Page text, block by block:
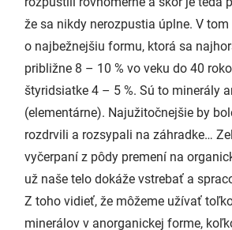
že sa nikdy nerozpustia úplne. V
o najbežnejšiu formu, ktorá sa
približne 8 – 10 % vo veku do 40
štyridsiatke 4 – 5 %. Sú to minerály
(elementárne). Najužitočnejšie by
rozdrvili a rozsypali na záhradke…
vyčerpaní z pôdy premení na
už naše telo dokáže vstrebať a
Z toho vidieť, že môžeme užívať
minerálov v anorganickej forme,